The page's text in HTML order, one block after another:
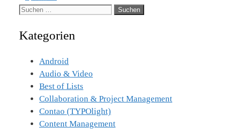
Suche
Kategorien
Android
Audio & Video
Best of Lists
Collaboration & Project Management
Contao (TYPOlight)
Content Management